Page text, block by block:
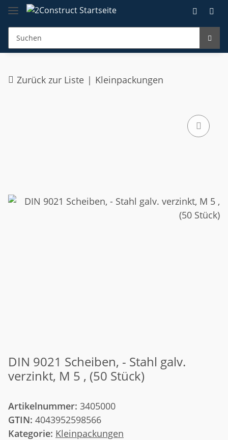
Zurück zur Liste Kleinpackungen
DIN 9021 Scheiben, - Stahl galv.
verzinkt, M 5 , (50 Stück)
Artikelnummer: 3405000
GTIN: 4043952598566
Kategorie: Kleinpackungen